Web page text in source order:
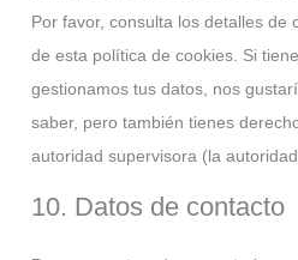
Por favor, consulta los detalles de
de esta política de cookies. Si
gestionamos tus datos, nos
saber, pero también tienes
autoridad supervisora (la
10. Datos de contacto